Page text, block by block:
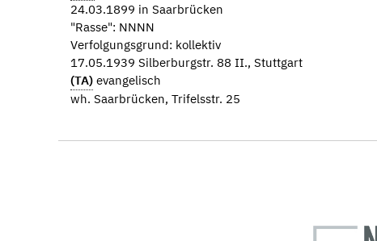
24.03.1899 in Saarbrücken
"Rasse": NNNN
Verfolgungsgrund: kollektiv
17.05.1939 Silberburgstr. 88 II., Stuttgart
(TA) evangelisch
wh. Saarbrücken, Trifelsstr. 25